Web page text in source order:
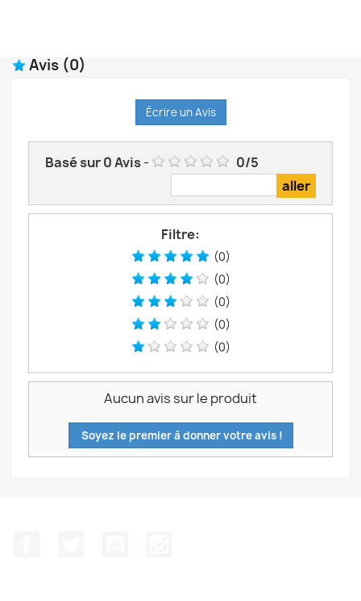
Avis (0)
Écrire un Avis
Basé sur0Avis- 0/5
Filtre:
(0)
(0)
(0)
(0)
(0)
Aucun avis sur le produit
Soyez le premier à donner votre avis !